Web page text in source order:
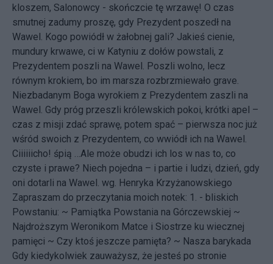
kloszem, Salonowcy - skończcie tę wrzawę! O czas
smutnej zadumy proszę, gdy Prezydent poszedł na
Wawel. Kogo powiódł w żałobnej gali? Jakieś cienie,
mundury krwawe, ci w Katyniu z dołów powstali, z
Prezydentem poszli na Wawel. Poszli wolno, lecz
równym krokiem, bo im marsza rozbrzmiewało grave.
Niezbadanym Boga wyrokiem z Prezydentem zaszli na
Wawel. Gdy próg przeszli królewskich pokoi, krótki apel –
czas z misji zdać sprawę, potem spać – pierwsza noc już
wśród swoich z Prezydentem, co wwiódł ich na Wawel.
Ciiiiiicho! śpią …Ale może obudzi ich los w nas to, co
czyste i prawe? Niech pojedna – i partie i ludzi, dzień, gdy
oni dotarli na Wawel. wg. Henryka Krzyżanowskiego
Zapraszam do przeczytania moich notek: 1. - bliskich
Powstaniu: ~ Pamiątka Powstania na Górczewskiej ~
Najdroższym Weronikom Matce i Siostrze ku wiecznej
pamięci ~ Czy ktoś jeszcze pamięta? ~ Nasza barykada
Gdy kiedykolwiek zauważysz, że jesteś po stronie